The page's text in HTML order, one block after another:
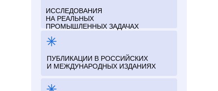
ИССЛЕДОВАНИЯ
НА РЕАЛЬНЫХ
ПРОМЫШЛЕННЫХ ЗАДАЧАХ
ПУБЛИКАЦИИ В РОССИЙСКИХ
И МЕЖДУНАРОДНЫХ ИЗДАНИЯХ